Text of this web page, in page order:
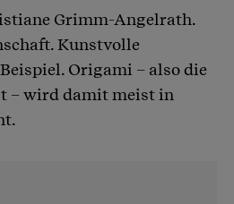
Grimm-Angelrath.
Kunstvolle
Origami – also die
– wird damit meist in